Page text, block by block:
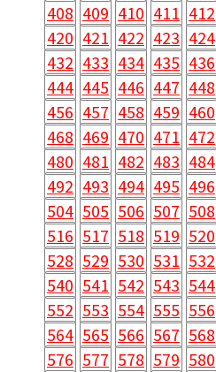
408 409 410 411 412
420 421 422 423 424
432 433 434 435 436
444 445 446 447 448
456 457 458 459 460
468 469 470 471 472
480 481 482 483 484
492 493 494 495 496
504 505 506 507 508
516 517 518 519 520
528 529 530 531 532
540 541 542 543 544
552 553 554 555 556
564 565 566 567 568
576 577 578 579 580